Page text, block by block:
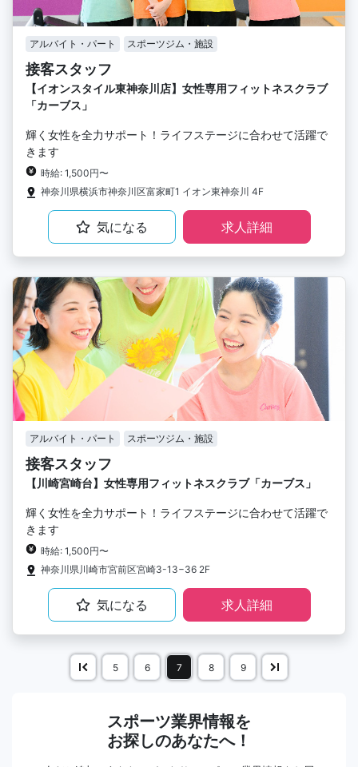
アルバイト・パート スポーツジム・施設
接客スタッフ
【イオンスタイル東神奈川店】女性専用フィットネスクラブ
「カーブス」
輝く女性を全力サポート！ライフステージに合わせて活躍で
きます
時給: 1,500円〜
神奈川県横浜市神奈川区富家町1 イオン東神奈川 4F
気になる 求人詳細
アルバイト・パート スポーツジム・施設
接客スタッフ
【川崎宮崎台】女性専用フィットネスクラブ「カーブス」
輝く女性を全力サポート！ライフステージに合わせて活躍で
きます
時給: 1,500円〜
神奈川県川崎市宮前区宮崎3-13−36 2F
気になる 求人詳細
5 6 7 8 9
スポーツ業界情報を
お探しのあなたへ！